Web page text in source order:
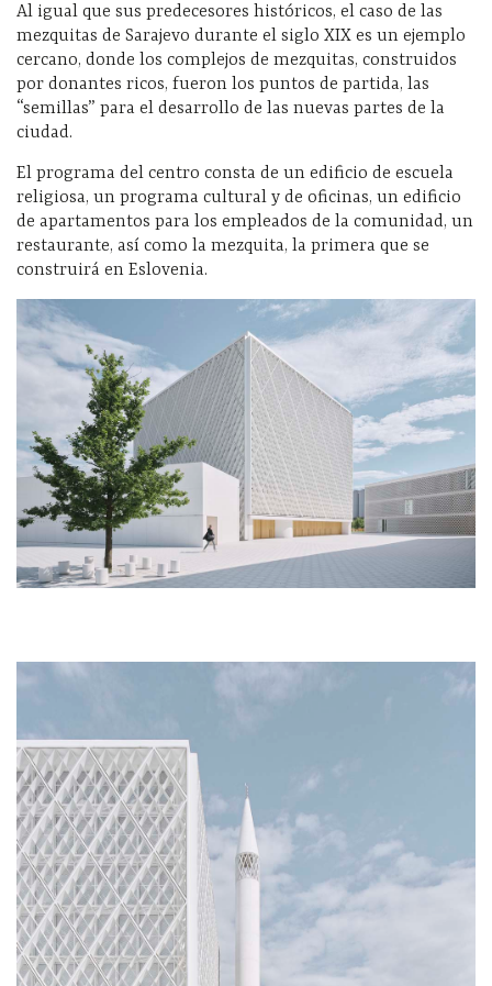
Al igual que sus predecesores históricos, el caso de las
mezquitas de Sarajevo durante el siglo XIX es un ejemplo
cercano, donde los complejos de mezquitas, construidos
por donantes ricos, fueron los puntos de partida, las
“semillas” para el desarrollo de las nuevas partes de la
ciudad.
El programa del centro consta de un edificio de escuela
religiosa, un programa cultural y de oficinas, un edificio
de apartamentos para los empleados de la comunidad, un
restaurante, así como la mezquita, la primera que se
construirá en Eslovenia.